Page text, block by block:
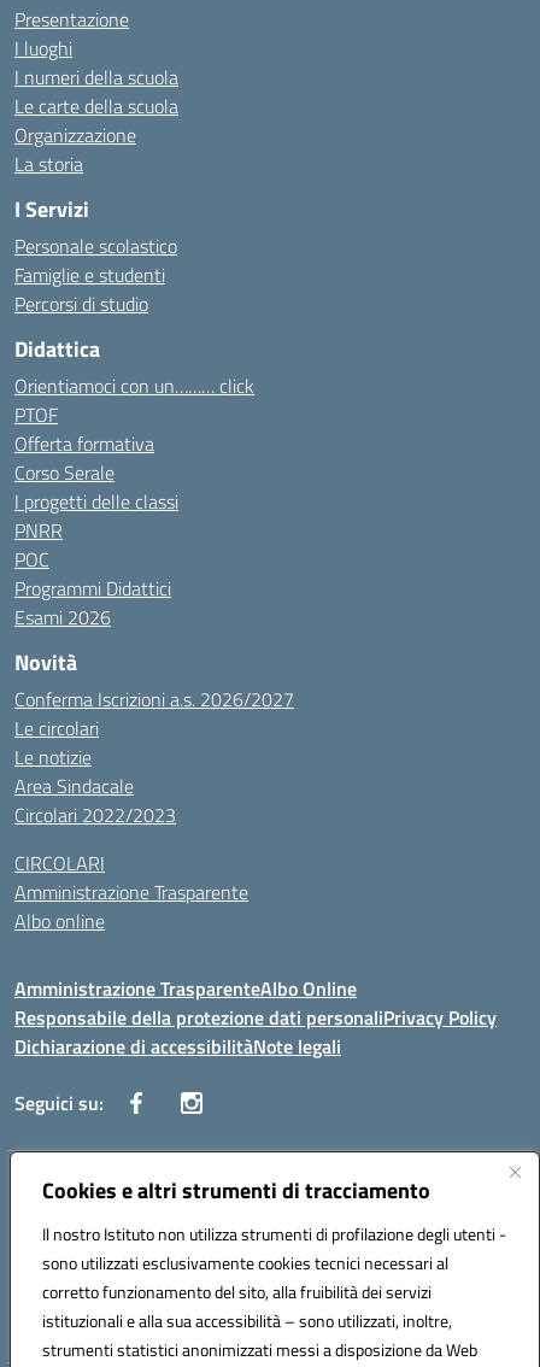
Cookies e altri strumenti di tracciamento
Il nostro Istituto non utilizza strumenti di profilazione degli utenti -
sono utilizzati esclusivamente cookies tecnici necessari al
corretto funzionamento del sito, alla fruibilità dei servizi
istituzionali e alla sua accessibilità – sono utilizzati, inoltre,
strumenti statistici anonimizzati messi a disposizione da Web
Presentazione
I luoghi
I numeri della scuola
Le carte della scuola
Organizzazione
La storia
I Servizi
Personale scolastico
Famiglie e studenti
Percorsi di studio
Didattica
Orientiamoci con un……… click
PTOF
Offerta formativa
Corso Serale
I progetti delle classi
PNRR
POC
Programmi Didattici
Esami 2026
Novità
Conferma Iscrizioni a.s. 2026/2027
Le circolari
Le notizie
Area Sindacale
Circolari 2022/2023
CIRCOLARI
Amministrazione Trasparente
Albo online
Amministrazione TrasparenteAlbo Online
Responsabile della protezione dati personaliPrivacy Policy
Dichiarazione di accessibilitàNote legali
Seguici su:
Indirizzo:Corso Vittorio Emanuele, 27 90133 - Palermo
Posta elettronica certificata (PEC):pais03600r@pec.istruzione.it
Codice fiscale: 97308550827
Codice meccanografico: PAIS03600R